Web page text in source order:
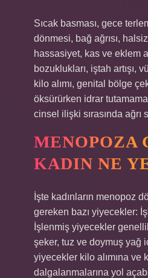
Sıcak basması, gece
dönmesi, bağ ağrısı,
hassasiyet, kas ve eklem
bozuklukları, iştah artışı,
kilo alımı, genital bölge
öksürürken idrar
cinsel ilişki sırasında ağrı
MENOPOZA
KADIN NE
İşte kadınların menopoz
gereken bazı yiyecekler:
İşlenmiş yiyecekler
şeker, tuz ve doymuş yağ
yiyecekler kilo alımına ve
dalgalanmalarına yol